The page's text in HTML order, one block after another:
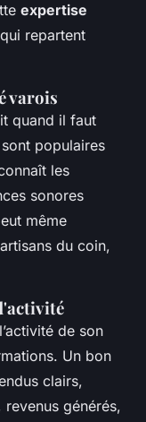
expertise
repartent
varois
quand il faut
populaires
les
sonores
même
du coin,
de son
Un bon
clairs,
générés,